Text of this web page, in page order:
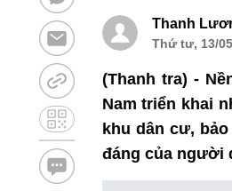
Thanh
Thứ tư, 13/
(Thanh tra) -
Nam triển khai
khu dân cư,
đáng của người